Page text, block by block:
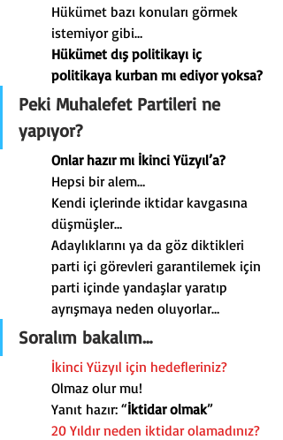
Hükümet bazı konuları görmek
istemiyor gibi…
Hükümet dış politikayı iç
politikaya kurban mı ediyor yoksa?
Peki Muhalefet Partileri ne
yapıyor?
Onlar hazır mı İkinci Yüzyıl’a?
Hepsi bir alem…
Kendi içlerinde iktidar kavgasına
düşmüşler…
Adaylıklarını ya da göz diktikleri
parti içi görevleri garantilemek için
parti içinde yandaşlar yaratıp
ayrışmaya neden oluyorlar…
Soralım bakalım…
İkinci Yüzyıl için hedefleriniz?
Olmaz olur mu!
Yanıt hazır: “İktidar olmak”
20 Yıldır neden iktidar olamadınız?